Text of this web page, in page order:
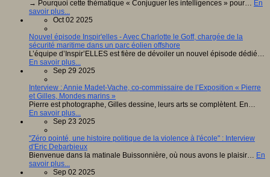
→ Pourquoi cette thématique « Conjuguer les intelligences » pour… En
savoir plus...
Oct 02 2025
Nouvel épisode Inspir'elles - Avec Charlotte le Goff, chargée de la
sécurité maritime dans un parc éolien offshore
L’équipe d’Inspir’ELLES est fière de dévoiler un nouvel épisode dédié…
En savoir plus...
Sep 29 2025
Interview : Annie Madet-Vache, co-commissaire de l’Exposition « Pierre
et Gilles, Mondes marins »
Pierre est photographe, Gilles dessine, leurs arts se complètent. En…
En savoir plus...
Sep 23 2025
"Zéro pointé, une histoire politique de la violence à l'école" : Interview
d'Eric Debarbieux
Bienvenue dans la matinale Buissonnière, où nous avons le plaisir… En
savoir plus...
Sep 02 2025